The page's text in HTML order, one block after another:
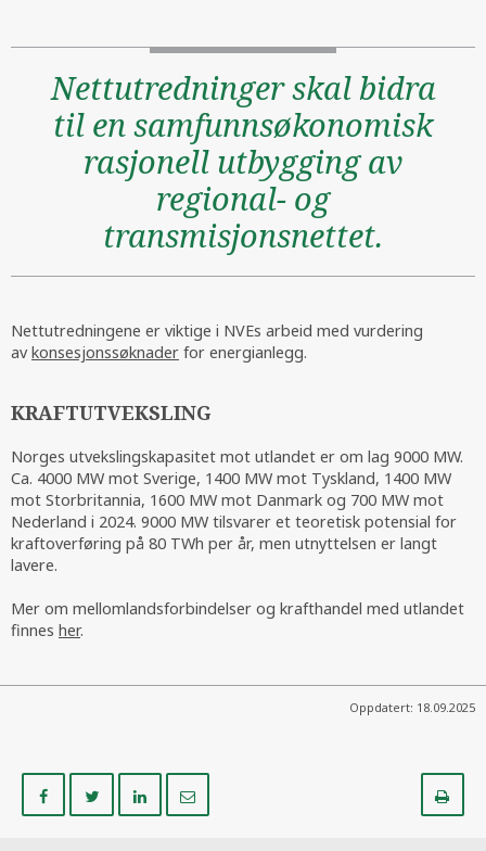
Nettutredninger skal bidra
til en samfunnsøkonomisk
rasjonell utbygging av
regional- og
transmisjonsnettet.
Nettutredningene er viktige i NVEs arbeid med vurdering
av konsesjonssøknader for energianlegg.
KRAFTUTVEKSLING
Norges utvekslingskapasitet mot utlandet er om lag 9000 MW.
Ca. 4000 MW mot Sverige, 1400 MW mot Tyskland, 1400 MW
mot Storbritannia, 1600 MW mot Danmark og 700 MW mot
Nederland i 2024. 9000 MW tilsvarer et teoretisk potensial for
kraftoverføring på 80 TWh per år, men utnyttelsen er langt
lavere.
Mer om mellomlandsforbindelser og krafthandel med utlandet
finnes her.
Oppdatert: 18.09.2025
på
på
på